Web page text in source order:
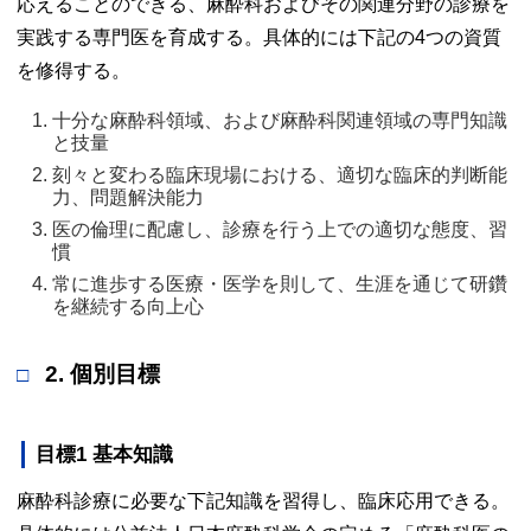
応えることのできる、麻酔科およびその関連分野の診療を
実践する専門医を育成する。具体的には下記の4つの資質
を修得する。
十分な麻酔科領域、および麻酔科関連領域の専門知識
と技量
刻々と変わる臨床現場における、適切な臨床的判断能
力、問題解決能力
医の倫理に配慮し、診療を行う上での適切な態度、習
慣
常に進歩する医療・医学を則して、生涯を通じて研鑽
を継続する向上心
2. 個別目標
目標1 基本知識
麻酔科診療に必要な下記知識を習得し、臨床応用できる。